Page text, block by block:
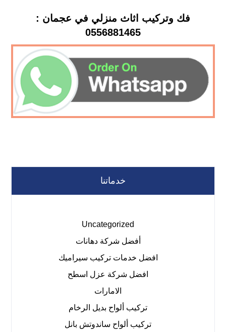
فك وتركيب اثاث منزلي في عجمان :
0556881465
خدماتنا
Uncategorized
أفضل شركة دهانات
افضل خدمات تركيب سيراميك
افضل شركة عزل اسطح
الامارات
تركيب ألواح بديل الرخام
تركيب ألواح ساندوتش بانل